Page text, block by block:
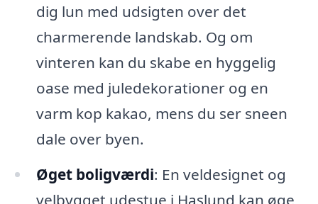
dig lun med udsigten over det
charmerende landskab. Og om
vinteren kan du skabe en hyggelig
oase med juledekorationer og en
varm kop kakao, mens du ser sneen
dale over byen.
Øget boligværdi: En veldesignet og
velbygget udestue i Haslund kan øge